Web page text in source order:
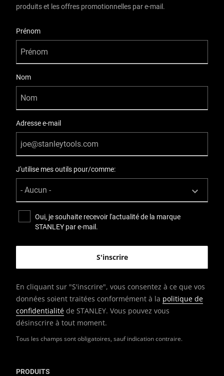
Tous les champs sont obligatoires, sauf indication contraire.
produits et les offres promotionnelles par e-mail.
Prénom
Nom
Adresse e-mail
J'utilise mes outils pour/comme:
Oui, je souhaite recevoir l'actualité de la marque
STANLEY par e-mail.
En cliquant sur "S'inscrire", vous consentez à ce que vos
données soient traitées conformément à la politique de
confidentialité de STANLEY. Vous pouvez vous
désinscrire à tout moment.
PRODUITS